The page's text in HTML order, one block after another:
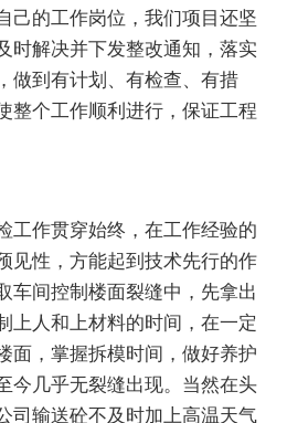
己的工作岗位，我们项目还坚
时解决并下发整改通知，落实
做到有计划、有检查、有措
整个工作顺利进行，保证工程
工作贯穿始终，在工作经验的
见性，方能起到技术先行的作
车间控制楼面裂缝中，先拿出
上人和上材料的时间，在一定
面，掌握拆模时间，做好养护
今几乎无裂缝出现。当然在头
司输送砼不及时加上高温天气